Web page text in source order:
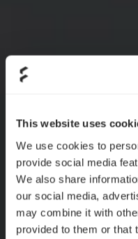
This website uses
We use cookies to
provide social media
We also share
our social media,
may combine it with
provided to them or that